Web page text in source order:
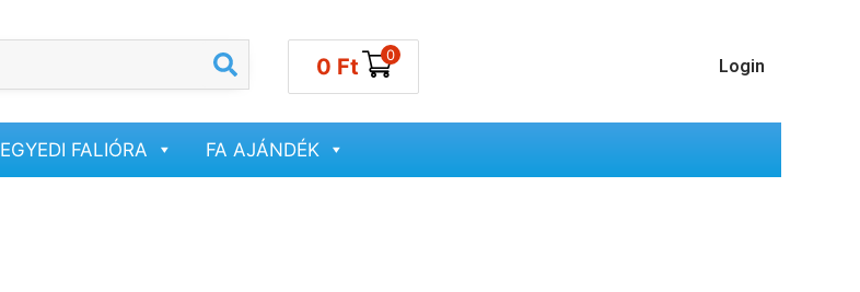
0 Ft 0
Login
EGYEDI FALIÓRA FA AJÁNDÉK